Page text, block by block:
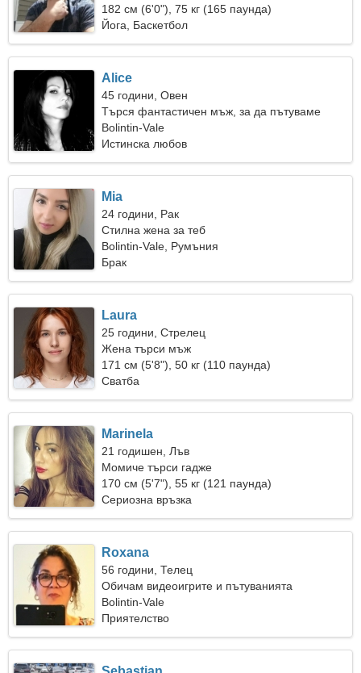
182 см (6'0"), 75 кг (165 паунда)
Йога, Баскетбол
Alice
45 години, Овен
Търся фантастичен мъж, за да пътуваме
заедно
Bolintin-Vale
Истинска любов
Mia
24 години, Рак
Стилна жена за теб
Bolintin-Vale, Румъния
Брак
Laura
25 години, Стрелец
Жена търси мъж
171 см (5'8"), 50 кг (110 паунда)
Сватба
Marinela
21 годишен, Лъв
Момиче търси гадже
170 см (5'7"), 55 кг (121 паунда)
Сериозна връзка
Roxana
56 години, Телец
Обичам видеоигрите и пътуванията
Bolintin-Vale
Приятелство